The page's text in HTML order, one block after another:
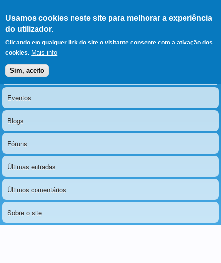
Usamos cookies neste site para melhorar a experiência
do utilizador.
Clicando em qualquer link do site o visitante consente com a ativação dos
cookies. Mais info
Sim, aceito
LERPARAVER , ir para a
página principal
O portal da visão diferente
Menu principal
Notícias
Eventos
Blogs
Fóruns
Últimas entradas
Últimos comentários
Sobre o site